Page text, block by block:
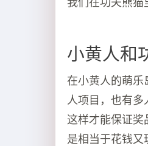
小黄人和
在小黄人的萌乐
人项目，也有
这样才能保证奖
是相当于花钱又